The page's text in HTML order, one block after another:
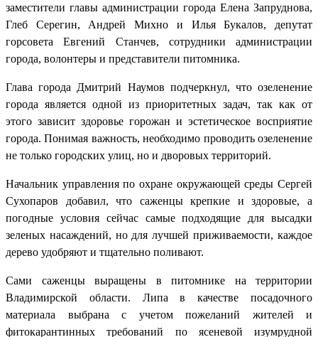
заместители главы администрации города Елена Запруднова,
Глеб Серегин, Андрей Михно и Илья Букалов, депутат
горсовета Евгений Станчев, сотрудники администрации
города, волонтеры и представители питомника.
Глава города Дмитрий Наумов подчеркнул, что озеленение
города является одной из приоритетных задач, так как от
этого зависит здоровье горожан и эстетическое восприятие
города. Понимая важность, необходимо проводить озеленение
не только городских улиц, но и дворовых территорий.
Начальник управления по охране окружающей среды Сергей
Сухопаров добавил, что саженцы крепкие и здоровые, а
погодные условия сейчас самые подходящие для высадки
зеленых насаждений, но для лучшей приживаемости, каждое
дерево удобряют и тщательно поливают.
Сами саженцы выращены в питомнике на территории
Владимирской области. Липа в качестве посадочного
материала выбрана с учетом пожеланий жителей и
фитокарантинных требований по ясеневой изумрудной